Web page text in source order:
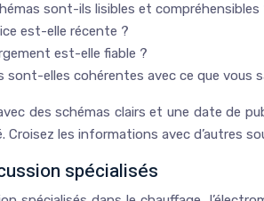
sont-ils lisibles et compréhensibles
est-elle récente ?
est-elle fiable ?
sont-elles cohérentes avec ce que vous
des schémas clairs et une date de
les informations avec d’autres
spécialisés